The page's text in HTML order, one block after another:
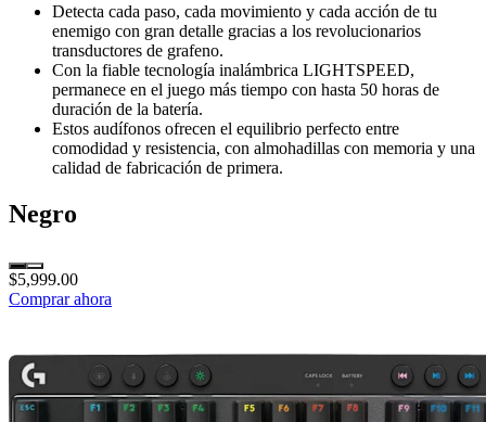
Detecta cada paso, cada movimiento y cada acción de tu
enemigo con gran detalle gracias a los revolucionarios
transductores de grafeno.
Con la fiable tecnología inalámbrica LIGHTSPEED,
permanece en el juego más tiempo con hasta 50 horas de
duración de la batería.
Estos audífonos ofrecen el equilibrio perfecto entre
comodidad y resistencia, con almohadillas con memoria y una
calidad de fabricación de primera.
Negro
$5,999.00
Comprar ahora